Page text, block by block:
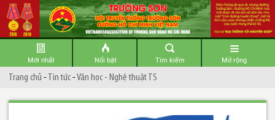
Mới nhất Nổi bật Tìm kiếm Mở rộng
Trang chủ -Tin tức-Văn học - Nghệ thuật TS